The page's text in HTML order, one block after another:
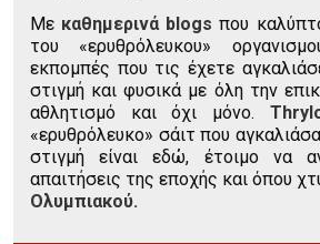
Με καθημερινά blogs που
του «ερυθρόλευκου»
εκπομπές που τις έχετε
στιγμή και φυσικά με όλη την
αθλητισμό και όχι μόνο.
«ερυθρόλευκο» σάιτ που
στιγμή είναι εδώ, έτοιμο να
απαιτήσεις της εποχής και όπου
Ολυμπιακού.